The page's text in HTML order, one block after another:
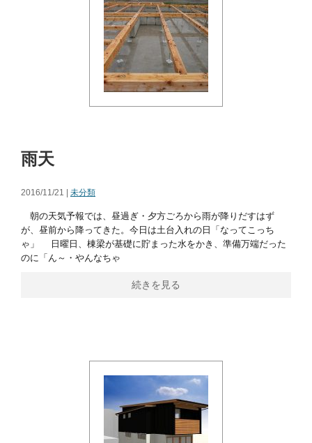
雨天
2016/11/21 | 未分類
朝の天気予報では、昼過ぎ・夕方ごろから雨が降りだすはず
が、昼前から降ってきた。今日は土台入れの日「なってこっち
ゃ」 日曜日、棟梁が基礎に貯まった水をかき、準備万端だった
のに「ん～・やんなちゃ
続きを見る